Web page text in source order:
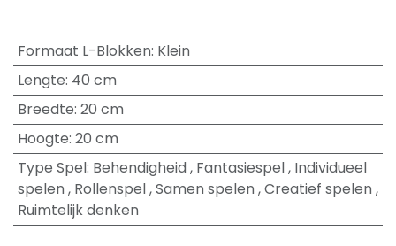
Formaat L-Blokken: Klein
Lengte: 40 cm
Breedte: 20 cm
Hoogte: 20 cm
Type Spel: Behendigheid, Fantasiespel, Individueel
spelen, Rollenspel,Samen spelen,Creatief spelen,
Ruimtelijk denken